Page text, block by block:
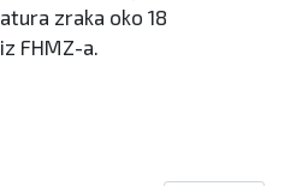
zraka oko 18
FHMZ-a.